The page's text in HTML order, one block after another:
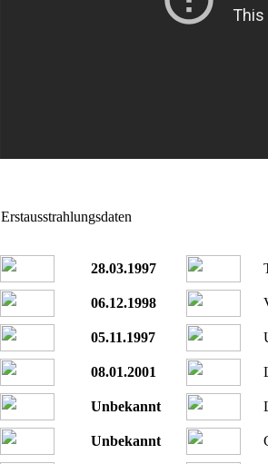
Erstausstrahlungsdaten
28.03.1997
06.12.1998
05.11.1997
08.01.2001
Unbekannt
Unbekannt